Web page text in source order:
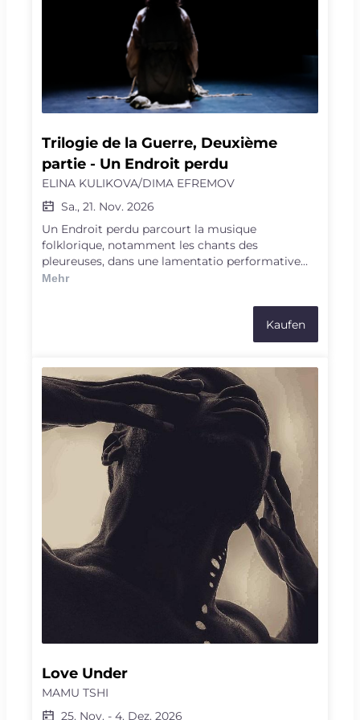
Trilogie de la Guerre, Deuxième
partie - Un Endroit perdu
ELINA KULIKOVA/DIMA EFREMOV
Sa., 21. Nov. 2026
Un Endroit perdu parcourt la musique
folklorique, notamment les chants des
pleureuses, dans une lamentatio performative
sur le désir de tuer et la mémoire des traumas.
Mehr
Kaufen
Love Under
MAMU TSHI
25. Nov. - 4. Dez. 2026